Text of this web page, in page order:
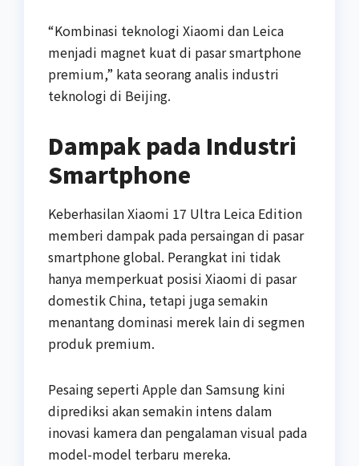
“Kombinasi teknologi Xiaomi dan Leica
menjadi magnet kuat di pasar smartphone
premium,” kata seorang analis industri
teknologi di Beijing.
Dampak pada Industri
Smartphone
Keberhasilan Xiaomi 17 Ultra Leica Edition
memberi dampak pada persaingan di pasar
smartphone global. Perangkat ini tidak
hanya memperkuat posisi Xiaomi di pasar
domestik China, tetapi juga semakin
menantang dominasi merek lain di segmen
produk premium.
Pesaing seperti Apple dan Samsung kini
diprediksi akan semakin intens dalam
inovasi kamera dan pengalaman visual pada
model-model terbaru mereka.